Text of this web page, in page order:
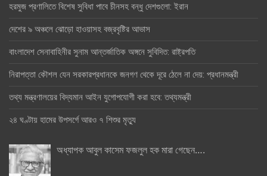
হরমুজ প্রণালিতে বিশেষ সুবিধা পাবে চীনসহ বন্ধু দেশগুলো: ইরান
দেশের ৯ অঞ্চলে ঝোড়ো হাওয়াসহ বজ্রবৃষ্টির আভাস
বাংলাদেশ সেনাবাহিনীর সুনাম আন্তর্জাতিক অঙ্গনে সুবিদিত: রাষ্ট্রপতি
নিরাপত্তা কৌশল যেন সরকারপ্রধানকে জনগণ থেকে দূরে ঠেলে না দেয়: প্রধানমন্ত্রী
তথ্য মন্ত্রণালয়ের বিদ্যমান আইন যুগোপযোগী করা হবে: তথ্যমন্ত্রী
২৪ ঘণ্টায় হামের উপসর্গে আরও ৭ শিশুর মৃত্যু
অধ্যাপক আবুল কাসেম ফজলুল হক মারা গেছেন….